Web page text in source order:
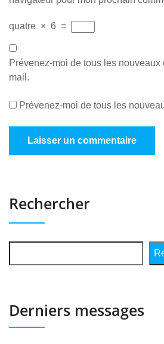
quatre × 6 =
Prévenez-moi de tous les nouveaux
mail.
Prévenez-moi de tous les
Rechercher
Derniers messages